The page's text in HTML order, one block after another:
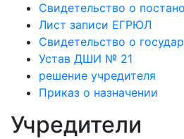
Свидетельство о
Лист записи ЕГРЮЛ
Свидетельство о
Устав ДШИ № 21
решение учредителя
Приказ о назначении
Учредители